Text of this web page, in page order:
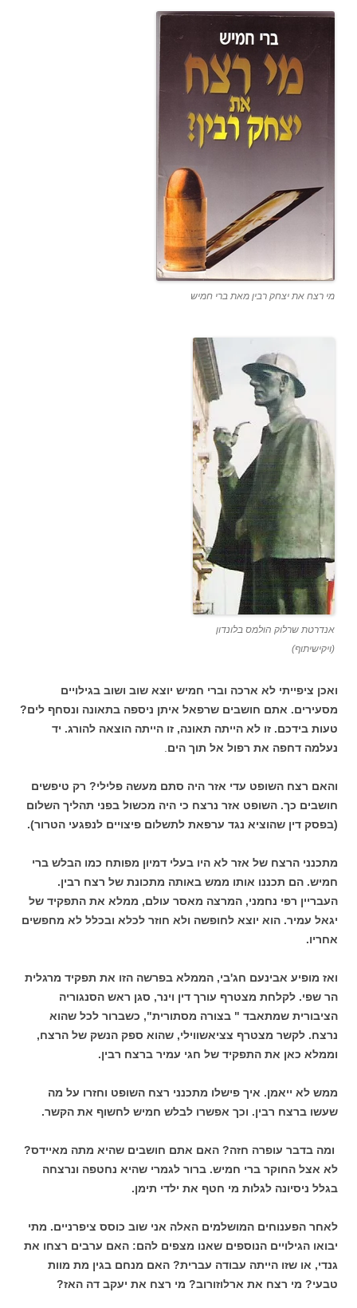
מי רצח את יצחק רבין מאת ברי חמיש
אנדרטת שרלוק הולמס בלונדון
(ויקישיתוף)
ואכן ציפייתי לא ארכה וברי חמיש יוצא שוב ושוב בגילויים
מסעירים. אתם חושבים שרפאל איתן ניספה בתאונה ונסחף לים?
טעות בידכם. זו לא הייתה תאונה, זו הייתה הוצאה להורג. יד
נעלמה דחפה את רפול אל תוך הים
והאם רצח השופט עדי אזר היה סתם מעשה פלילי? רק טיפשים
חושבים כך. השופט אזר נרצח כי היה מכשול בפני תהליך השלום
(בפסק דין שהוציא נגד ערפאת לתשלום פיצויים לנפגעי הטרור).
מתכנני הרצח של אזר לא היו בעלי דמיון מפותח כמו הבלש ברי
חמיש. הם תכננו אותו ממש באותה מתכונת של רצח רבין.
העבריין רפי נחמני, המרצה מאסר עולם, ממלא את התפקיד של
יגאל עמיר. הוא יוצא לחופשה ולא חוזר לכלא ובכלל לא מחפשים
אחריו.
ואז מופיע אבינעם חג'בי, הממלא בפרשה הזו את תפקיד מרגלית
הר שפי. לקלחת מצטרף עורך דין וינר, סגן ראש הסנגוריה
הציבורית שמתאבד " בצורה מסתורית", כשברור לכל שהוא
נרצח. לקשר מצטרף צציאשווילי, שהוא ספק הנשק של הרצח,
וממלא כאן את התפקיד של חגי עמיר ברצח רבין.
ממש לא ייאמן. איך פישלו מתכנני רצח השופט וחזרו על מה
שעשו ברצח רבין. וכך אפשרו לבלש חמיש לחשוף את הקשר.
ומה בדבר עופרה חזה? האם אתם חושבים שהיא מתה מאיידס?
לא אצל החוקר ברי חמיש. ברור לגמרי שהיא נחטפה ונרצחה
בגלל ניסיונה לגלות מי חטף את ילדי תימן.
לאחר הפענוחים המושלמים האלה אני שוב כוסס ציפרניים. מתי
יבואו הגילויים הנוספים שאנו מצפים להם: האם ערבים רצחו את
גנדי, או שזו הייתה עבודה עברית? האם מנחם בגין מת מוות
טבעי? מי רצח את ארלוזורוב? מי רצח את יעקב דה האז?